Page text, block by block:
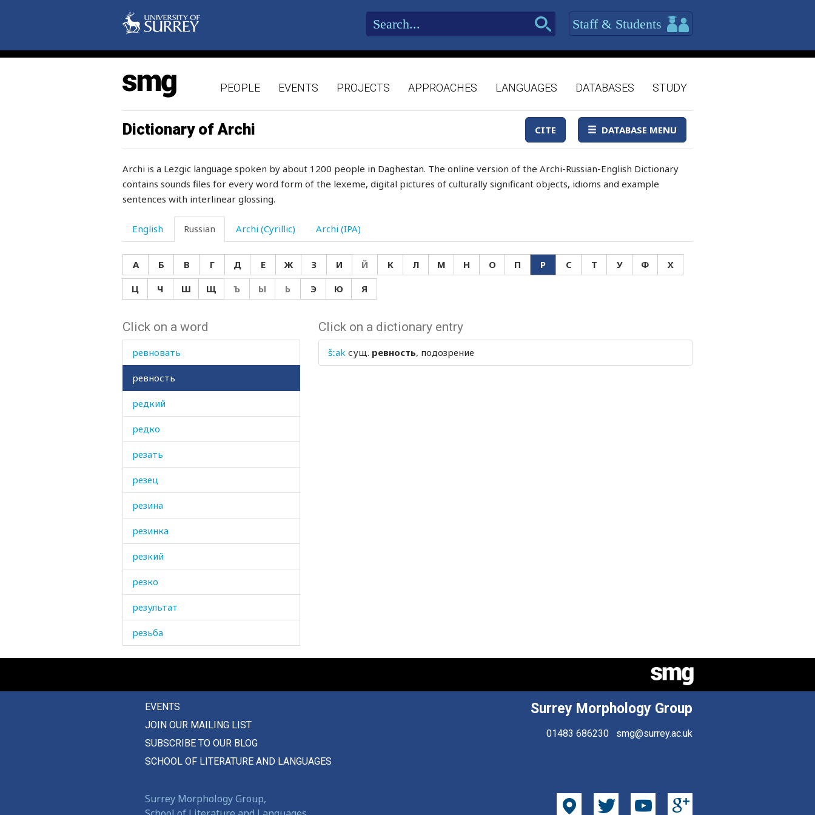
Staff & Students
PEOPLE EVENTS PROJECTS APPROACHES LANGUAGES DATABASES STUDY
Dictionary of Archi CITE DATABASE MENU
Archi is a Lezgic language spoken by about 1200 people in Daghestan. The online version of the Archi-Russian-English Dictionary
contains sounds files for every word form of the lexeme, digital pictures of culturally significant objects, idioms and example
sentences with interlinear glossing.
English Russian Archi (Cyrillic) Archi (IPA)
А Б В Г Д Е Ж З И Й К Л М Н О П Р С Т У Ф
Х
Ц
Ч Ш Щ Ъ Ы Ь Э Ю Я
Click on a word
расческа
расширять
расширяться
рашпиль
рваный
рвать
рваться
рвота
ребро
ребятушки
ревматизм
ревновать
ревность
редкий
редко
резать
резец
резина
резинка
резкий
резко
результат
резьба
река
религия
ремешок
репейник
Click on a dictionary entry
šːak сущ. ревность, подозрение
EVENTS
JOIN OUR MAILING LIST
SUBSCRIBE TO OUR BLOG
SCHOOL OF LITERATURE AND LANGUAGES
Surrey Morphology Group
01483 686230 smg@surrey.ac.uk
Surrey Morphology Group,